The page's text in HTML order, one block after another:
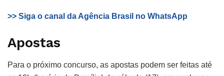
>> Siga o canal da Agência Brasil no WhatsApp
Apostas
Para o próximo concurso, as apostas podem ser feitas até